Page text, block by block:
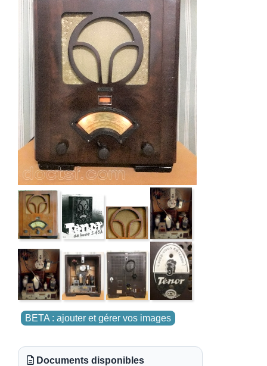
BETA : ajouter et gérer vos images
Documents disponibles